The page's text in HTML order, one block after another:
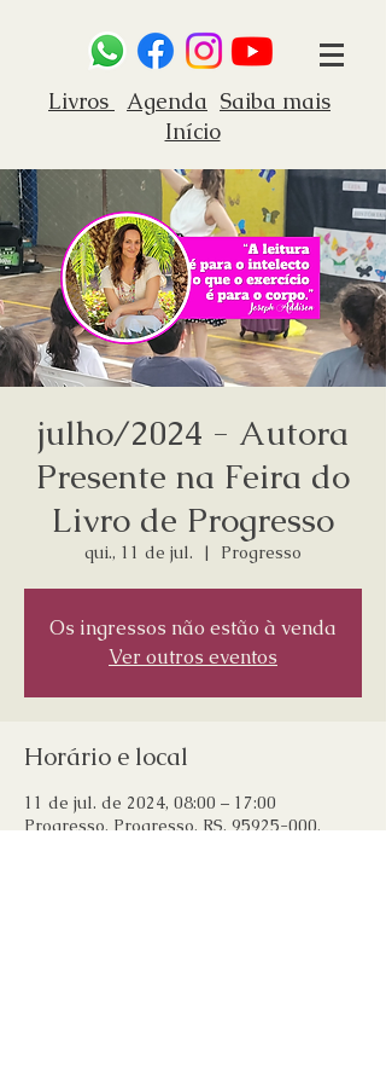
Livros Agenda Saiba mais
Início
julho/2024 - Autora
Presente na Feira do
Livro de Progresso
qui., 11 de jul.
  |
Progresso
Os ingressos não estão à venda
Ver outros eventos
Horário e local
11 de jul. de 2024, 08:00 – 17:00
Progresso, Progresso, RS, 95925-000,